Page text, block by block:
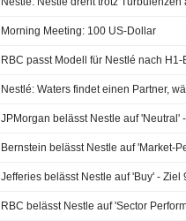
Morning Meeting: 100 US-Dollar
Nestlé: Waters findet einen Partner,
JPMorgan belässt Nestle auf 'Neutral'
Bernstein belässt Nestle auf 'Market-
Jefferies belässt Nestle auf 'Buy' - Ziel
RBC belässt Nestle auf 'Sector